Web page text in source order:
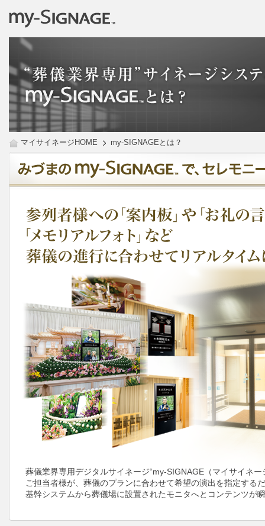
マイサイネージHOME my-SIGNAGEとは？
葬儀業界専用デジタルサイネージ“my-SIGNAGE（マイサイネー
ご担当者様が、葬儀のプランに合わせて希望の演出を指定する
基幹システムから葬儀場に設置されたモニタへとコンテンツが